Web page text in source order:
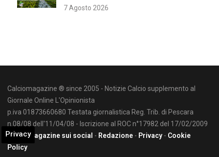
7 Agosto 2026
Calciomagazine ® since 2005 - Notizie Calcio supplemento al
Giornale Online L'Opinionista
p.iva 01873660680 Testata giornalistica Reg. Trib. di Pescara
n.08/08 dell'11/04/08 - Iscrizione al ROC n°17982 del 17/02/2009
Calciomagazine sui social - Redazione - Privacy - Cookie
Policy
Privacy